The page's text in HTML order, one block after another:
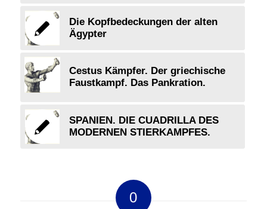
Die Kopfbedeckungen der alten
Ägypter
Cestus Kämpfer. Der griechische
Faustkampf. Das Pankration.
SPANIEN. DIE CUADRILLA DES
MODERNEN STIERKAMPFES.
0